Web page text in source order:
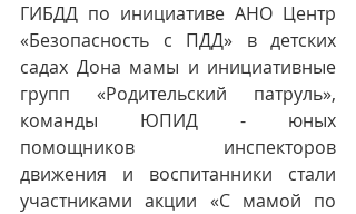
ГИБДД по инициативе АНО Центр
«Безопасность с ПДД» в детских
садах Дона мамы и инициативные
групп «Родительский патруль»,
команды ЮПИД - юных
помощников инспекторов
движения и воспитанники стали
участниками акции «С мамой по